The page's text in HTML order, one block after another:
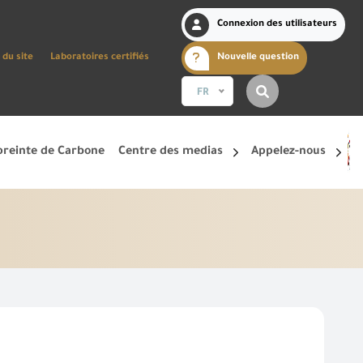
du site Laboratoires certifiés
Connexion des utilisateurs
Nouvelle question
FR
de Carbone Centre des medias Appelez-nous